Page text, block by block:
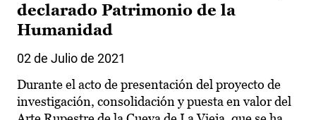
declarado Patrimonio de la
Humanidad
02 de Julio de 2021
Durante el acto de presentación del proyecto de
investigación, consolidación y puesta en valor del